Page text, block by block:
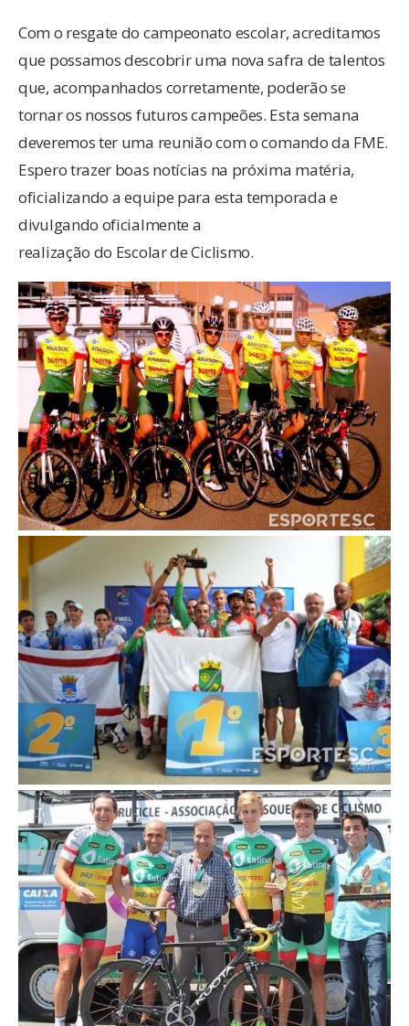
Com o resgate do campeonato escolar, acreditamos
que possamos descobrir uma nova safra de talentos
que, acompanhados corretamente, poderão se
tornar os nossos futuros campeões. Esta semana
deveremos ter uma reunião com o comando da FME.
Espero trazer boas notícias na próxima matéria,
oficializando a equipe para esta temporada e
divulgando oficialmente a
realização do Escolar de Ciclismo.